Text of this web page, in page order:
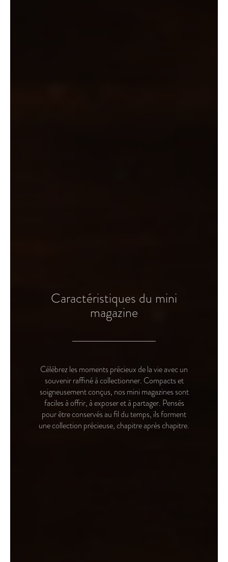
Caractéristiques du mini
magazine
Célébrez les moments précieux de la vie avec un
souvenir raffiné à collectionner. Compacts et
soigneusement conçus, nos mini magazines sont
faciles à offrir, à exposer et à partager. Pensés
pour être conservés au fil du temps, ils forment
une collection précieuse, chapitre après chapitre.